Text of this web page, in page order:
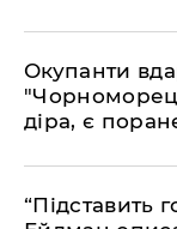
​Окупанти
діра, є
​“Підставить